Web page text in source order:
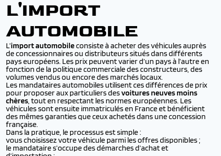
L'IMPORT
AUTOMOBILE
L’import automobileconsiste à acheter des véhicules auprès
de concessionnaires ou distributeurs situés dans différents
pays européens. Les prix peuvent varier d’un pays à l’autre en
fonction de la politique commerciale des constructeurs, des
volumes vendus ou encore des marchés locaux.
Les mandataires automobiles utilisent ces différences de prix
pour proposer aux particuliers desvoitures neuves moins
chères, tout en respectant les normes européennes. Les
véhicules sont ensuite immatriculés en France et bénéficient
des mêmes garanties que ceux achetés dans une concession
française.
Dans la pratique, le processus est simple :
vous choisissez votre véhicule parmi les offres disponibles ;
le mandataire s’occupe des démarches d’achat et